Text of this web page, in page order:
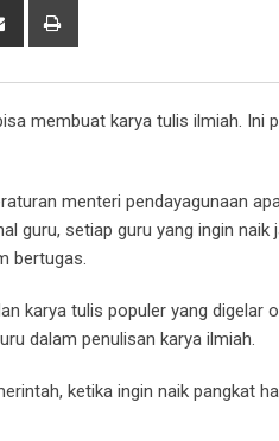
Share
membuat karya tulis ilmiah. Ini
menteri pendayagunaan
guru, setiap guru yang ingin naik
bertugas.
karya tulis populer yang digelar
dalam penulisan karya ilmiah.
ketika ingin naik pangkat